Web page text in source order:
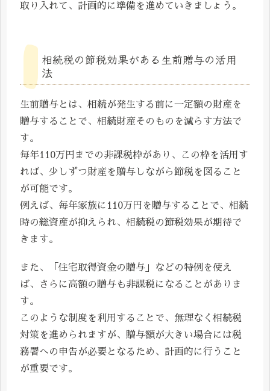
取り入れて、計画的に準備を進めていきましょう。
相続税の節税効果がある生前贈与の活用
法
生前贈与とは、相続が発生する前に一定額の財産を
贈与することで、相続財産そのものを減らす方法で
す。
毎年110万円までの非課税枠があり、この枠を活用す
れば、少しずつ財産を贈与しながら節税を図ること
が可能です。
例えば、毎年家族に110万円を贈与することで、相続
時の総資産が抑えられ、相続税の節税効果が期待で
きます。
また、「住宅取得資金の贈与」などの特例を使え
ば、さらに高額の贈与も非課税になることがありま
す。
このような制度を利用することで、無理なく相続税
対策を進められますが、贈与額が大きい場合には税
務署への申告が必要となるため、計画的に行うこと
が重要です。